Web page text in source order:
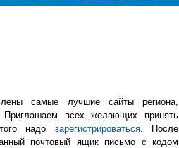
самые лучшие сайты региона,
всех желающих принять
надо зарегистрироваться. После
почтовый ящик письмо с кодом